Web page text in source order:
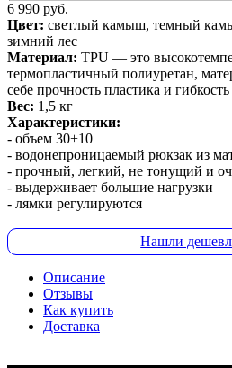
6 990 руб.
Цвет: светлый камыш, темный
зимний лес
Материал: TPU — это
термопластичный полиуретан,
себе прочность пластика и
Вес: 1,5 кг
Характеристики:
- объем 30+10
- водонепроницаемый рюкзак из
- прочный, легкий, не тонущий и
- выдерживает большие нагрузки
- лямки регулируются
Нашли
Описание
Отзывы
Как купить
Доставка